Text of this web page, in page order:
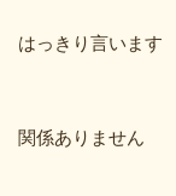
はっきり言います
関係ありません